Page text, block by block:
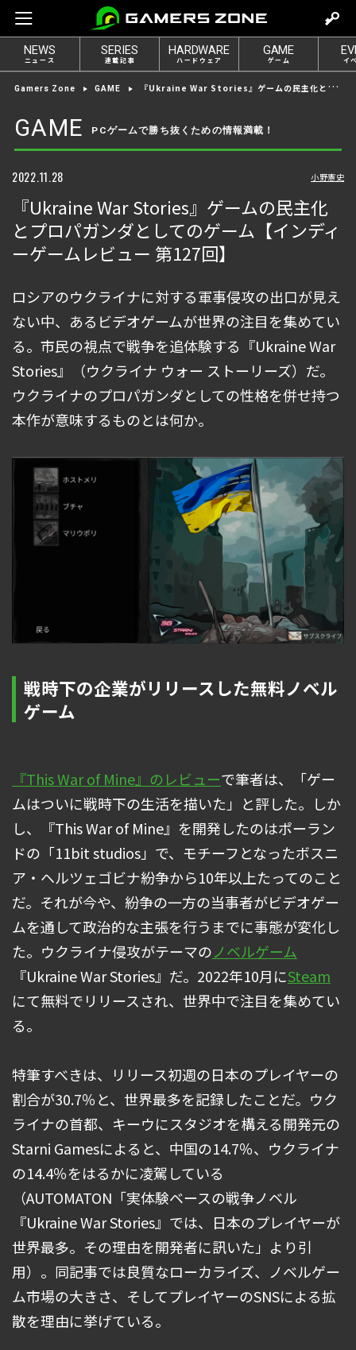
e
t
o
g
n
NEWS
ニュース
SERIES
連載記事
HARDWARE
ハードウェア
GAME
ゲーム イ
Gamers Zone GAME 『Ukraine War Stories』ゲームの民主化とプロパガンダとしてのゲーム【インディーゲームレビュー 第127回】
GAME PCゲームで勝ち抜くための情報満載！
2022.11.28 小野憲史
『Ukraine War Stories』ゲームの民主化
とプロパガンダとしてのゲーム【インディ
ーゲームレビュー 第127回】
ロシアのウクライナに対する軍事侵攻の出口が見え
ない中、あるビデオゲームが世界の注目を集めてい
る。市民の視点で戦争を追体験する『Ukraine War
Stories』（ウクライナ ウォー ストーリーズ）だ。
ウクライナのプロパガンダとしての性格を併せ持つ
本作が意味するものとは何か。
戦時下の企業がリリースした無料ノベル
ゲーム
『This War of Mine』のレビューで筆者は、「ゲー
ムはついに戦時下の生活を描いた」と評した。しか
し、『This War of Mine』を開発したのはポーラン
ドの「11bit studios」で、モチーフとなったボスニ
ア・ヘルツェゴビナ紛争から10年以上たってのこと
だ。それが今や、紛争の一方の当事者がビデオゲー
ムを通して政治的な主張を行うまでに事態が変化し
た。ウクライナ侵攻がテーマのノベルゲーム
『Ukraine War Stories』だ。2022年10月にSteam
にて無料でリリースされ、世界中で注目を集めてい
る。
特筆すべきは、リリース初週の日本のプレイヤーの
割合が30.7％と、世界最多を記録したことだ。ウク
ライナの首都、キーウにスタジオを構える開発元の
Starni Gamesによると、中国の14.7％、ウクライナ
の14.4％をはるかに凌駕している
（AUTOMATON「実体験ベースの戦争ノベル
『Ukraine War Stories』では、日本のプレイヤーが
世界最多。その理由を開発者に訊いた」より引
用）。同記事では良質なローカライズ、ノベルゲー
ム市場の大きさ、そしてプレイヤーのSNSによる拡
散を理由に挙げている。